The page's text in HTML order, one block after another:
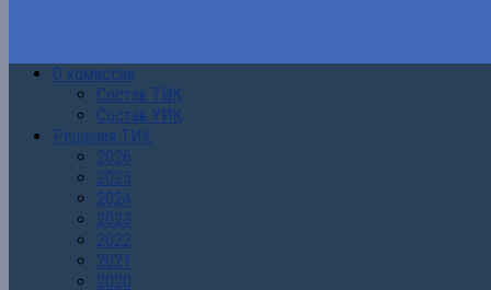
О комиссии
Состав ТИК
Состав УИК
Решения ТИК
2026
2025
2024
2023
2022
2021
2020